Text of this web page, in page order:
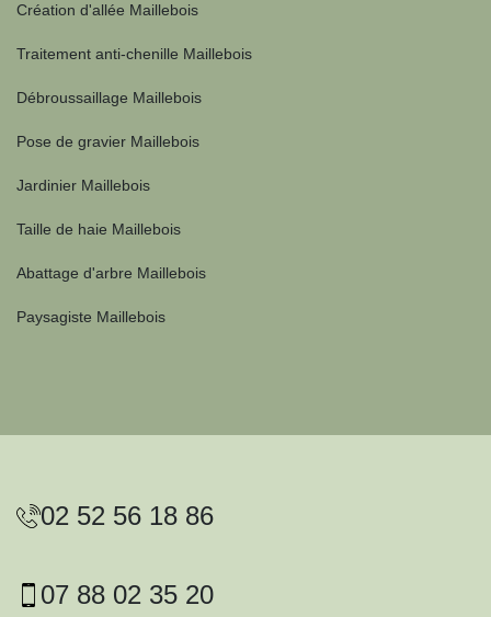
Création d'allée Maillebois
Traitement anti-chenille Maillebois
Débroussaillage Maillebois
Pose de gravier Maillebois
Jardinier Maillebois
Taille de haie Maillebois
Abattage d'arbre Maillebois
Paysagiste Maillebois
02 52 56 18 86
07 88 02 35 20